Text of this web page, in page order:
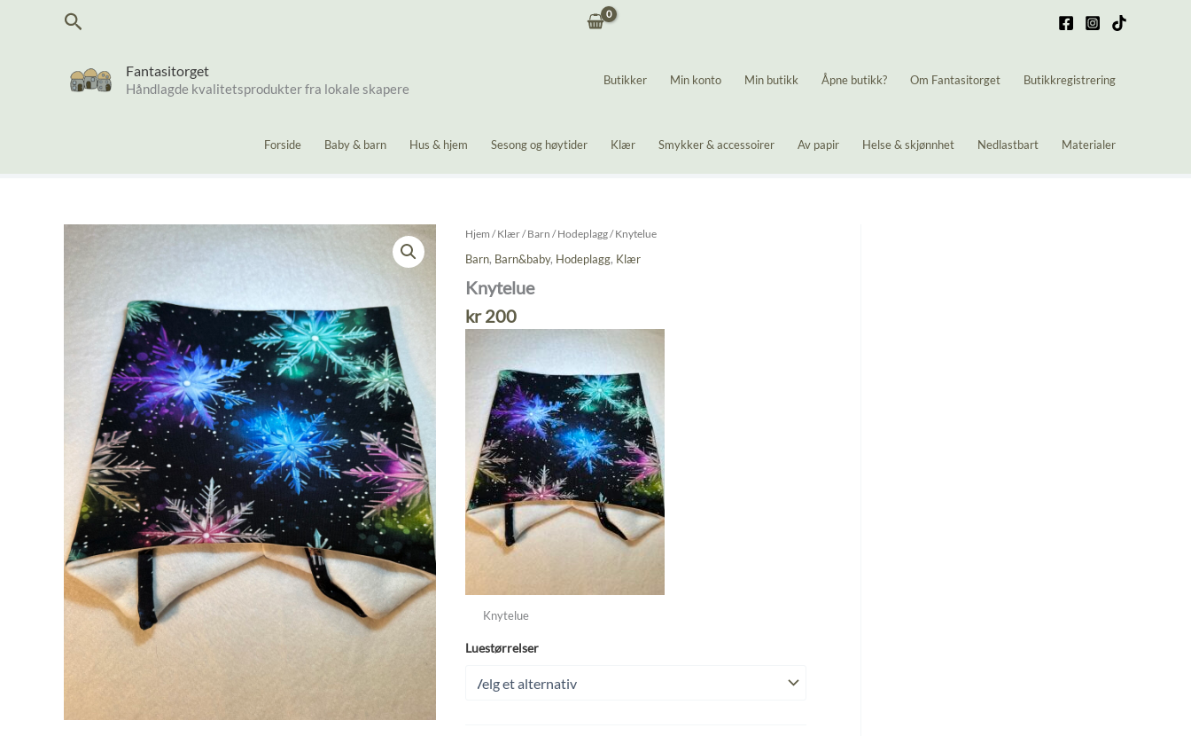
Søk
Fantasitorget
Håndlagde kvalitetsprodukter fra lokale skapere
Butikker Min konto Min butikk Åpne butikk? Om Fantasitorget Butikkregistrering
Forside Baby & barn Hus & hjem Sesong og høytider Klær Smykker & accessoirer Av papir Helse & skjønnhet Nedlastbart Materialer
Hjem /Klær/Barn /Hodeplagg/ Knytelue
Barn, Barn&baby, Hodeplagg, Klær
Knytelue
kr200
Knytelue
Luestørrelser